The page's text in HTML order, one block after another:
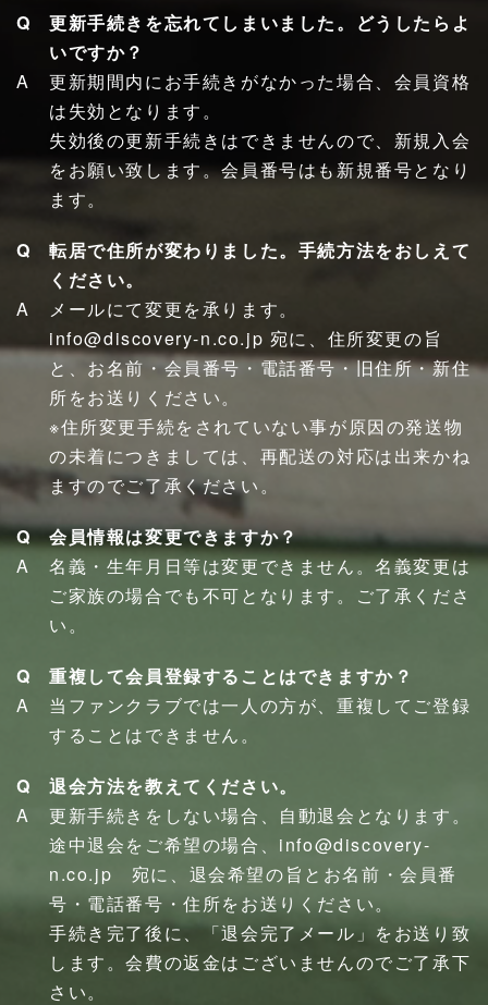
更新手続きを忘れてしまいました。どうしたらよ
いですか？
更新期間内にお手続きがなかった場合、会員資格
は失効となります。
失効後の更新手続きはできませんので、新規入会
をお願い致します。会員番号はも新規番号となり
ます。
転居で住所が変わりました。手続方法をおしえて
ください。
メールにて変更を承ります。
info@discovery-n.co.jp 宛に、住所変更の旨
と、お名前・会員番号・電話番号・旧住所・新住
所をお送りください。
※住所変更手続をされていない事が原因の発送物
の未着につきましては、再配送の対応は出来かね
ますのでご了承ください。
会員情報は変更できますか？
名義・生年月日等は変更できません。名義変更は
ご家族の場合でも不可となります。ご了承くださ
い。
重複して会員登録することはできますか？
当ファンクラブでは一人の方が、重複してご登録
することはできません。
退会方法を教えてください。
更新手続きをしない場合、自動退会となります。
途中退会をご希望の場合、info@discovery-
n.co.jp 宛に、退会希望の旨とお名前・会員番
号・電話番号・住所をお送りください。
手続き完了後に、「退会完了メール」をお送り致
します。会費の返金はございませんのでご了承下
さい。